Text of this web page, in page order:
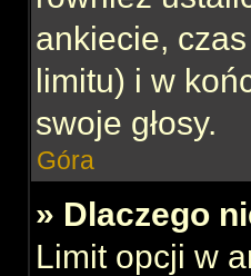
ankiecie,
limitu) i w
swoje głosy.
Góra
» Dlaczego
Limit opcji w